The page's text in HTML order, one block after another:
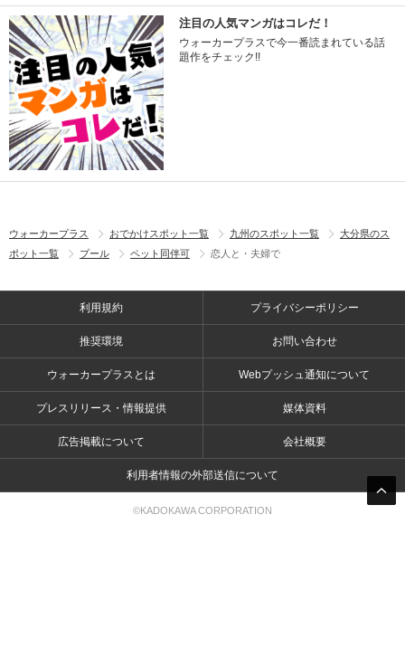
注目の人気マンガはコレだ！
ウォーカープラスで今一番読まれている話
題作をチェック!!
ウォーカープラス おでかけスポット一覧 九州のスポット一覧
大分県のス
ポット一覧
プール ペット同伴可 恋人と・夫婦で
利用規約 プライバシーポリシー
推奨環境 お問い合わせ
ウォーカープラスとは Webプッシュ通知について
プレスリリース・情報提供 媒体資料
広告掲載について 会社概要
利用者情報の外部送信について
©KADOKAWA CORPORATION